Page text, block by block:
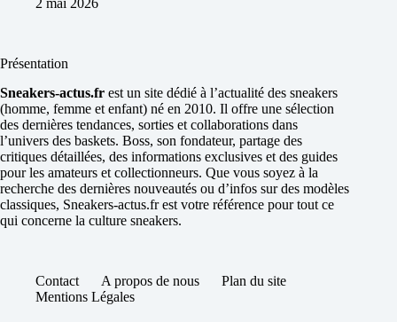
2 mai 2026
Présentation
Sneakers-actus.fr est un site dédié à l’actualité des sneakers
(homme, femme et enfant) né en 2010. Il offre une sélection
des dernières tendances, sorties et collaborations dans
l’univers des baskets. Boss, son fondateur, partage des
critiques détaillées, des informations exclusives et des guides
pour les amateurs et collectionneurs. Que vous soyez à la
recherche des dernières nouveautés ou d’infos sur des modèles
classiques, Sneakers-actus.fr est votre référence pour tout ce
qui concerne la culture sneakers.
Contact A propos de nous
Plan du site
Mentions Légales